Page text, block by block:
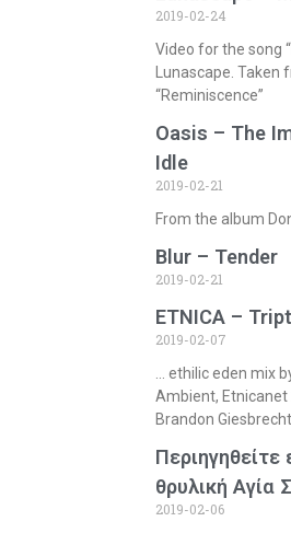
2019-02-24
Video for the song
Lunascape. Taken
“Reminiscence”
Oasis – The
Idle
2019-02-21
From the album
Blur – Tender
2019-02-21
ETNICA –
2019-02-07
… ethilic eden mix
Ambient,
Brandon
Περιηγηθείτε
θρυλική Αγία
2019-02-06